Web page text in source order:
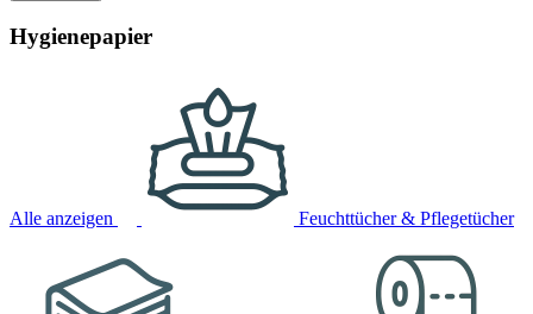
Hygienepapier
Alle anzeigen Feuchttücher & Pflegetücher